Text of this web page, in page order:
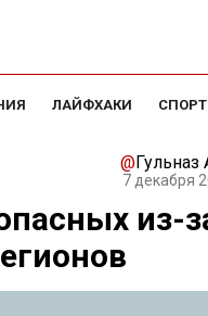
ЛАЙФХАКИ СПОРТ
@Гульназ
7 декабря
из-